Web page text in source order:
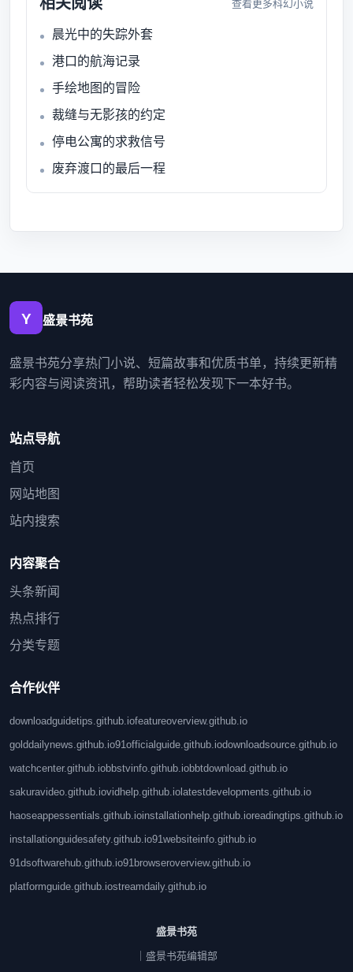
查看更多科幻小说
晨光中的失踪外套
港口的航海记录
手绘地图的冒险
裁缝与无影孩的约定
停电公寓的求救信号
废弃渡口的最后一程
盛景书苑
盛景书苑分享热门小说、短篇故事和优质书单，持续更新精
彩内容与阅读资讯，帮助读者轻松发现下一本好书。
站点导航
首页
网站地图
站内搜索
内容聚合
头条新闻
热点排行
分类专题
合作伙伴
downloadguidetips.github.iofeatureoverview.github.io
golddailynews.github.io91officialguide.github.iodownloadsource.github.io
watchcenter.github.iobbstvinfo.github.iobbtdownload.github.io
sakuravideo.github.iovidhelp.github.io latestdevelopments.github.io
haoseappessentials.github.ioinstallationhelp.github.ioreadingtips.github.io
installationguidesafety.github.io91websiteinfo.github.io
91dsoftwarehub.github.io91browseroverview.github.io
platformguide.github.iostreamdaily.github.io
盛景书苑
｜盛景书苑编辑部